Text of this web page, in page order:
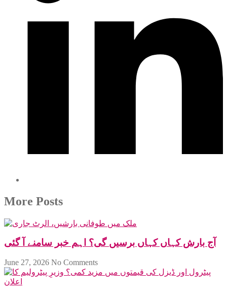
More Posts
آج بارش کہاں کہاں برسیں گی؟ اہم خبر سامنے آ گئی
June 27, 2026 No Comments